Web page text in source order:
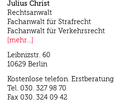
Julius Christ
Rechtsanwalt
Fachanwalt für Strafrecht
Fachanwalt für Verkehrsrecht
[mehr...]
Leibnizstr. 60
10629 Berlin
Kostenlose telefon. Erstberatung
Tel. 030. 327 98 70
Fax 030. 324 09 42